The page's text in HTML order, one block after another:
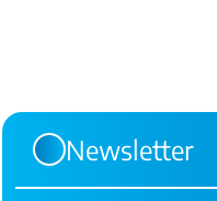
Newsletter